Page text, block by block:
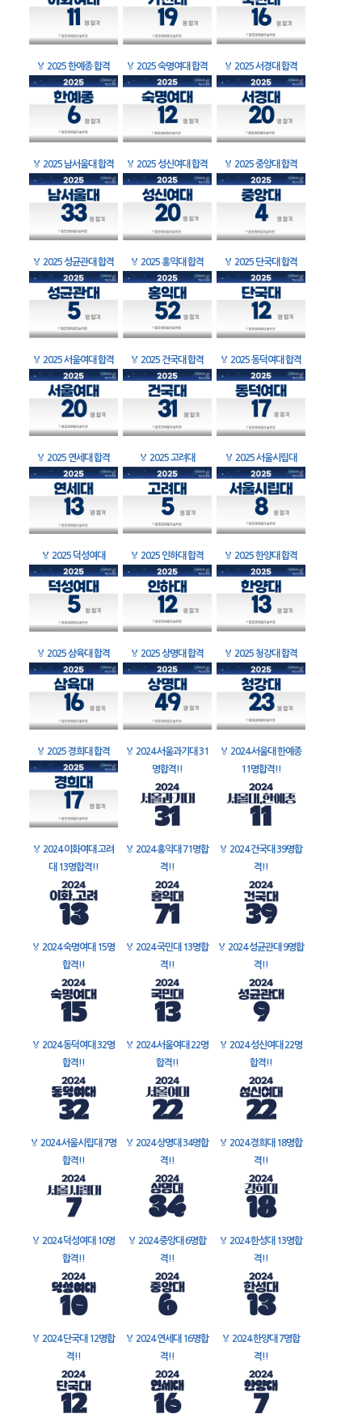
🏅 2025 한예종 합격 🏅 2025 숙명여대 합격 🏅 2025 서경대 합격
🏅 2025 남서울대 합격 🏅 2025 성신여대 합격 🏅 2025 중앙대 합격
🏅 2025 성균관대 합격 🏅 2025 홍익대 합격 🏅 2025 단국대 합격
🏅 2025 서울여대 합격 🏅 2025 건국대 합격 🏅 2025 동덕여대 합격
🏅 2025 연세대 합격 🏅 2025 고려대 🏅 2025 서울시립대
🏅 2025 덕성여대 🏅 2025 인하대 합격 🏅 2025 한양대 합격
🏅 2025 삼육대 합격 🏅 2025 상명대 합격 🏅 2025 청강대 합격
🏅 2025 경희대 합격 🏅 2024 서울과기대 31
명합격!!
🏅 2024 서울대 한예종
11명합격!!
🏅 2024 이화여대 고려
대 13명합격!!
🏅 2024 홍익대 71명합
격!!
🏅 2024 건국대 39명합
격!!
🏅 2024 숙명여대 15명
합격!!
🏅 2024 국민대 13명합
격!!
🏅 2024 성균관대 9명합
격!!
🏅 2024 동덕여대 32명
합격!!
🏅 2024 서울여대 22명
합격!!
🏅 2024 성신여대 22명
합격!!
🏅 2024 서울시립대 7명
합격!!
🏅 2024 상명대 34명합
격!!
🏅 2024 경희대 18명합
격!!
🏅 2024 덕성여대 10명
합격!!
🏅 2024 중앙대 6명합
격!!
🏅 2024 한성대 13명합
격!!
🏅 2024 단국대 12명합
격!!
🏅 2024 연세대 16명합
격!!
🏅 2024 한양대 7명합
격!!